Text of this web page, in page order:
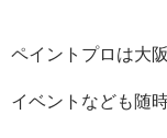
ペイントプロは大
イベントなども随